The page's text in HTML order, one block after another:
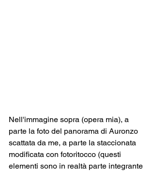
Nell'immagine sopra (opera mia), a
parte la foto del panorama di Auronzo
scattata da me, a parte la staccionata
modificata con fotoritocco (questi
elementi sono in realtà parte integrante